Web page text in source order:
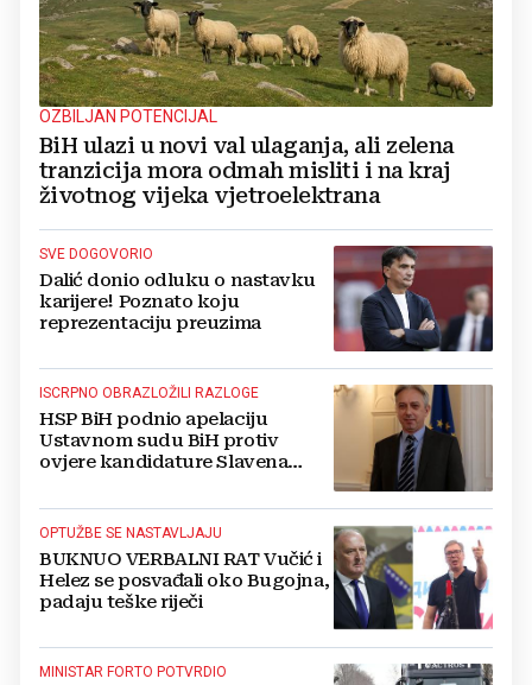
OZBILJAN POTENCIJAL
BiH ulazi u novi val ulaganja, ali zelena
tranzicija mora odmah misliti i na kraj
životnog vijeka vjetroelektrana
SVE DOGOVORIO
Dalić donio odluku o nastavku
karijere! Poznato koju
reprezentaciju preuzima
ISCRPNO OBRAZLOŽILI RAZLOGE
HSP BiH podnio apelaciju
Ustavnom sudu BiH protiv
ovjere kandidature Slavena
OPTUŽBE SE NASTAVLJAJU
BUKNUO VERBALNI RAT Vučić i
Helez se posvađali oko Bugojna,
padaju teške riječi
MINISTAR FORTO POTVRDIO